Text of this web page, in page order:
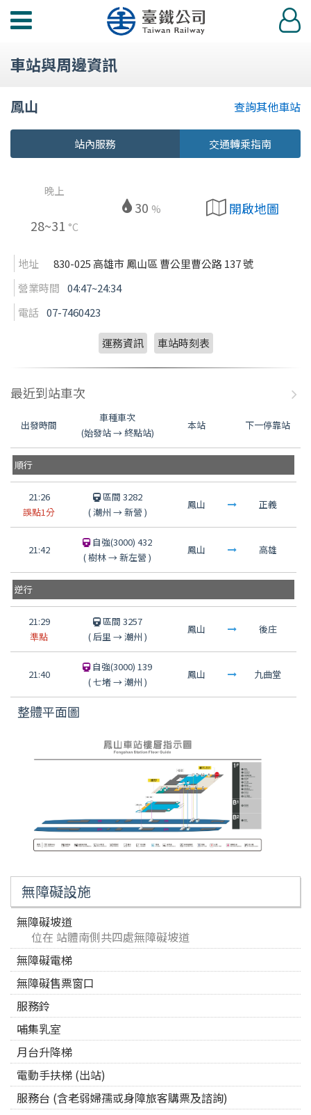
功
選
登
入
車站與周邊資訊
鳳山 查詢其他車站
站內服務 交通轉乘指南
晚上
28~31 °C
30 % 開啟地圖
地址
830-025 高雄市 鳳山區 曹公里曹公路 137 號
營業時間 04:47~24:34
電話 07-7460423
運務資訊 車站時刻表
最近到站車次
出發時間
車種車次
(始發站 → 終點站)
本站 下一停靠站
順行
21:26
誤點1分
區間 3282
(潮州 →新營 )
鳳山 正義
21:42
自強(3000) 432
(樹林→新左營 )
鳳山 高雄
逆行
21:29
準點
區間 3257
(后里→潮州 )
鳳山 後庄
21:40
自強(3000) 139
(七堵→潮州 )
鳳山 九曲堂
整體平面圖
無障礙設施
無障礙坡道
位在 站體南側共四處無障礙坡道
無障礙電梯
無障礙售票窗口
服務鈴
哺集乳室
月台升降梯
電動手扶梯 (出站)
服務台 (含老弱婦孺或身障旅客購票及諮詢)